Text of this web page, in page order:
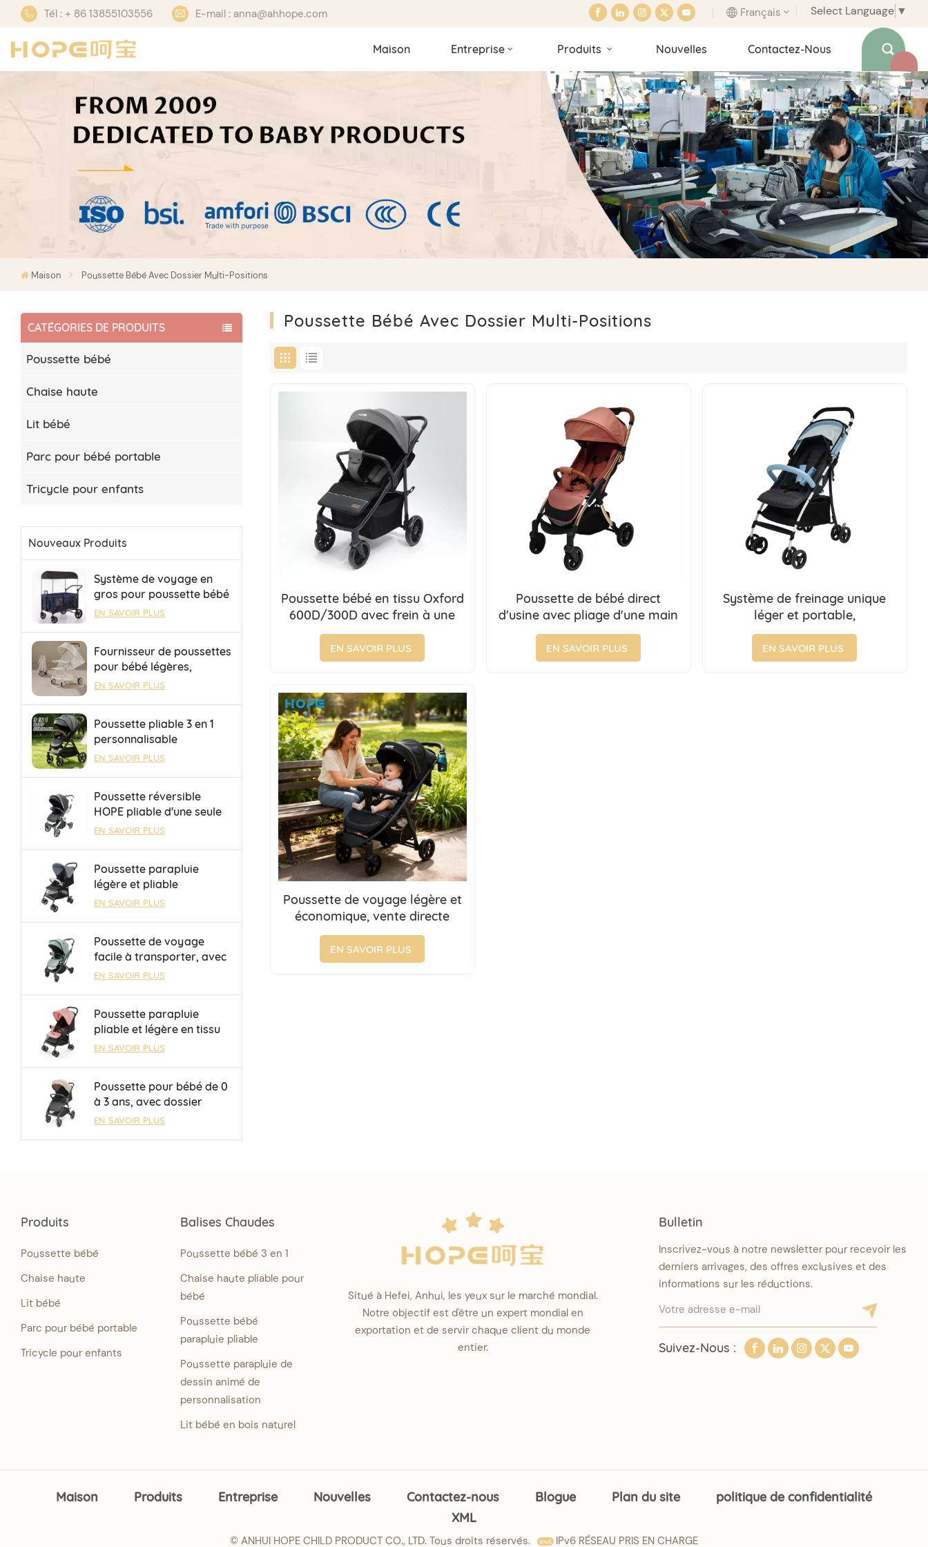
Tél : + 86 13855103556 E-mail : anna@ahhope.com Select Language ▼
Français
English
français
italiano
español
português
Maison Entreprise Produits Nouvelles Contactez-Nous
Maison Poussette Bébé Avec Dossier Multi-Positions
CATÉGORIES DE PRODUITS
Poussette bébé
Chaise haute
Lit bébé
Parc pour bébé portable
Tricycle pour enfants
Nouveaux Produits
Système de voyage en
gros pour poussette bébé
4 places, poussette de
remorquage.
EN SAVOIR PLUS
Fournisseur de poussettes
pour bébé légères,
pliables et adaptées aux
EN SAVOIR PLUS
Poussette pliable 3 en 1
personnalisable
OEM/ODM avec siège
EN SAVOIR PLUS
Poussette réversible
HOPE pliable d'une seule
main, sûre et durable,
EN SAVOIR PLUS
Poussette parapluie
légère et pliable
OEM/ODM avec frein à
EN SAVOIR PLUS
Poussette de voyage
facile à transporter, avec
barre de sécurité et
OEM/ODM, vente en gros
EN SAVOIR PLUS
Poussette parapluie
pliable et légère en tissu
Oxford 300D avec frein à
EN SAVOIR PLUS
Poussette pour bébé de 0
à 3 ans, avec dossier
réglable mécaniquement
EN SAVOIR PLUS
Poussette Bébé Avec Dossier Multi-Positions
Poussette bébé en tissu Oxford
600D/300D avec frein à une
touche, pour les 0 à 3 ans, vente
en gros
EN SAVOIR PLUS
Poussette de bébé direct
d'usine avec pliage d'une main
adaptée aux enfants de 0 à 3
ans
EN SAVOIR PLUS
Système de freinage unique
léger et portable,
fonctionnement pratique, vente
directe d'usine de poussettes
pour bébé
EN SAVOIR PLUS
Poussette de voyage légère et
économique, vente directe
d'usine
EN SAVOIR PLUS
Produits
Poussette bébé
Chaise haute
Lit bébé
Parc pour bébé portable
Tricycle pour enfants
Balises Chaudes
Poussette bébé 3 en 1
Chaise haute pliable pour
bébé
Poussette bébé
parapluie pliable
Poussette parapluie de
dessin animé de
personnalisation
Lit bébé en bois naturel
Situé à Hefei, Anhui, les yeux sur le marché mondial.
Notre objectif est d'être un expert mondial en
exportation et de servir chaque client du monde
entier.
Bulletin
Inscrivez-vous à notre newsletter pour recevoir les
derniers arrivages, des offres exclusives et des
informations sur les réductions.
Suivez-Nous :
Maison Produits Entreprise Nouvelles Contactez-nous Blogue Plan du site
politique de confidentialité
XML
© ANHUI HOPE CHILD PRODUCT CO., LTD. Tous droits réservés. IPv6 RÉSEAU PRIS EN CHARGE